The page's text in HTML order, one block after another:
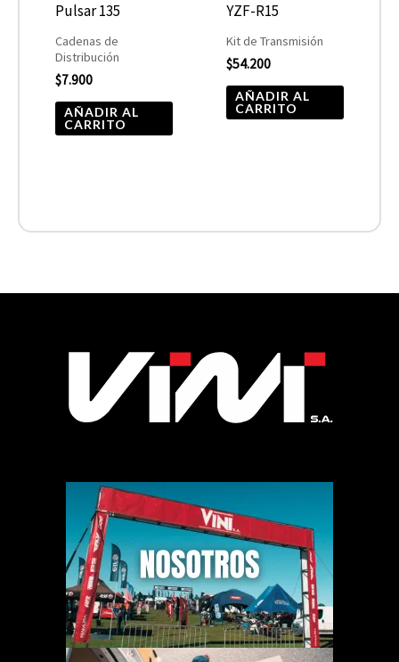
Pulsar 135
Cadenas de
Distribución
$7.900
AÑADIR AL
CARRITO
YZF-R15
Kit de Transmisión
$54.200
AÑADIR AL
CARRITO